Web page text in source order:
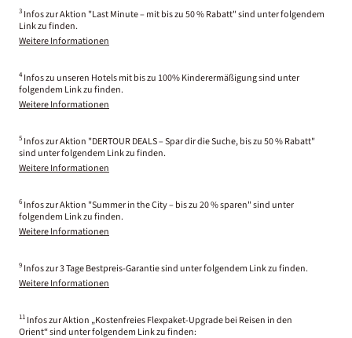
3 Infos zur Aktion "Last Minute – mit bis zu 50 % Rabatt" sind unter folgendem
Link zu finden.
Weitere Informationen
4 Infos zu unseren Hotels mit bis zu 100% Kinderermäßigung sind unter
folgendem Link zu finden.
Weitere Informationen
5 Infos zur Aktion "DERTOUR DEALS – Spar dir die Suche, bis zu 50 % Rabatt"
sind unter folgendem Link zu finden.
Weitere Informationen
6 Infos zur Aktion "Summer in the City – bis zu 20 % sparen" sind unter
folgendem Link zu finden.
Weitere Informationen
9 Infos zur 3 Tage Bestpreis-Garantie sind unter folgendem Link zu finden.
Weitere Informationen
11 Infos zur Aktion „Kostenfreies Flexpaket-Upgrade bei Reisen in den
Orient“ sind unter folgendem Link zu finden: